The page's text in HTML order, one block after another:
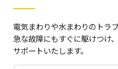
電気まわりや水まわりのトラ
急な故障にもすぐに駆けつけ
サポートいたします。